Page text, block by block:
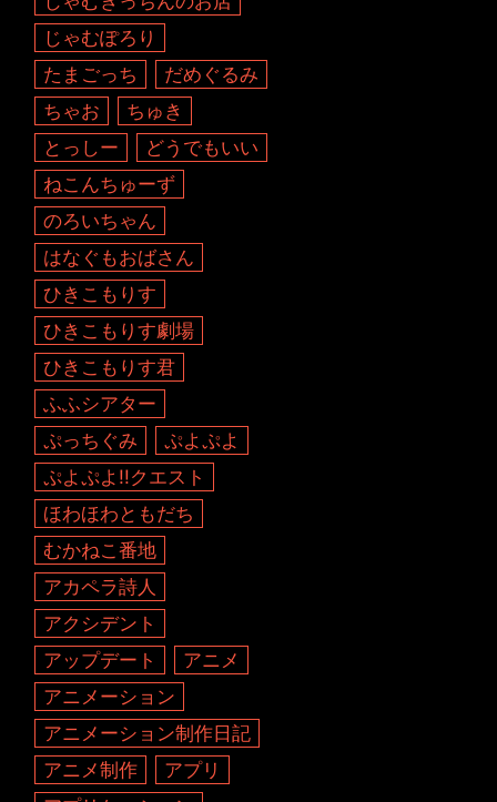
じゃむぽろり
たまごっち
だめぐるみ
ちゃお
ちゅき
とっしー
どうでもいい
ねこんちゅーず
のろいちゃん
はなぐもおばさん
ひきこもりす
ひきこもりす劇場
ひきこもりす君
ふふシアター
ぷっちぐみ
ぷよぷよ
ぷよぷよ!!クエスト
ほわほわともだち
むかねこ番地
アカペラ詩人
アクシデント
アップデート
アニメ
アニメーション
アニメーション制作日記
アニメ制作
アプリ